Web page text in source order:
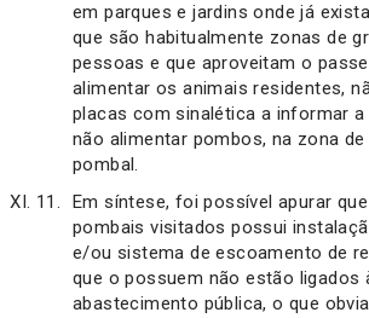
em parques e jardins onde já
que são habitualmente zonas de
pessoas e que aproveitam o
alimentar os animais residentes,
placas com sinalética a informar a
não alimentar pombos, na zona
pombal.
Em síntese, foi possível apurar
pombais visitados possui
e/ou sistema de escoamento de
que o possuem não estão ligados
abastecimento pública, o que